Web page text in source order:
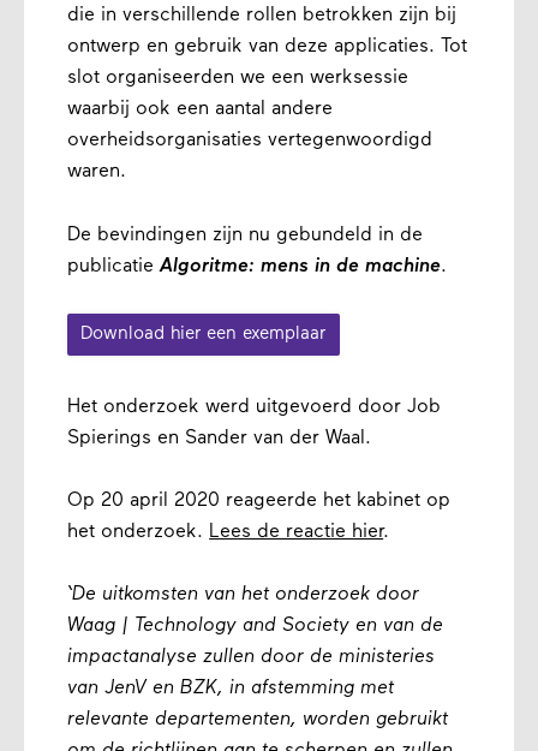
die in verschillende rollen betrokken zijn bij
ontwerp en gebruik van deze applicaties. Tot
slot organiseerden we een werksessie
waarbij ook een aantal andere
overheidsorganisaties vertegenwoordigd
waren.
De bevindingen zijn nu gebundeld in de
publicatieAlgoritme: mens in de machine.
Download hier een exemplaar
Het onderzoek werd uitgevoerd door Job
Spierings en Sander van der Waal.
Op 20 april 2020 reageerde het kabinet op
het onderzoek. Lees de reactie hier.
‘De uitkomsten van het onderzoek door
Waag | Technology and Society en van de
impactanalyse zullen door de ministeries
van JenV en BZK, in afstemming met
relevante departementen, worden gebruikt